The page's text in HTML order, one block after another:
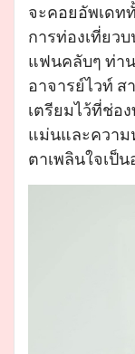
จะคอยอัพเดท
การท่องเที่ยว
แฟนคลับๆ ท่า
อาจารย์ไวท์ ส
เตรียมไว้ที่ช่อ
แม่นและความ
ตาเพลินใจเป็